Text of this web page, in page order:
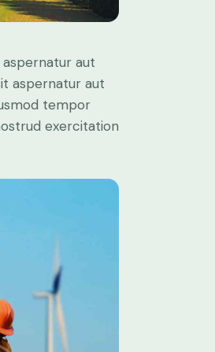
aut
aspernatur aut
tempor
exercitation